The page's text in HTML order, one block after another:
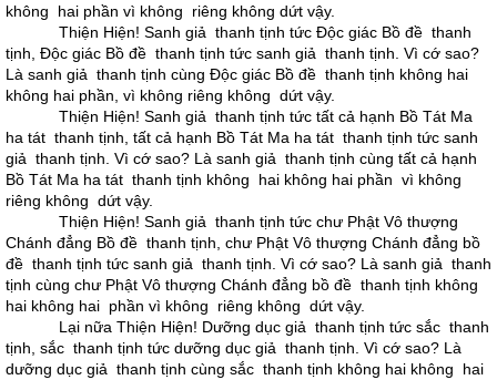
không hai phần vì không riêng không dứt vậy.
Thiện Hiện! Sanh giả thanh tịnh tức Ðộc giác Bồ đề thanh
tịnh, Ðộc giác Bồ đề thanh tịnh tức sanh giả thanh tịnh. Vì cớ sao?
Là sanh giả thanh tịnh cùng Ðộc giác Bồ đề thanh tịnh không hai
không hai phần, vì không riêng không dứt vậy.
Thiện Hiện! Sanh giả thanh tịnh tức tất cả hạnh Bồ Tát Ma
ha tát thanh tịnh, tất cả hạnh Bồ Tát Ma ha tát thanh tịnh tức sanh
giả thanh tịnh. Vì cớ sao? Là sanh giả thanh tịnh cùng tất cả hạnh
Bồ Tát Ma ha tát thanh tịnh không hai không hai phần vì không
riêng không dứt vậy.
Thiện Hiện! Sanh giả thanh tịnh tức chư Phật Vô thượng
Chánh đẳng Bồ đề thanh tịnh, chư Phật Vô thượng Chánh đẳng bồ
đề thanh tịnh tức sanh giả thanh tịnh. Vì cớ sao? Là sanh giả thanh
tịnh cùng chư Phật Vô thượng Chánh đẳng bồ đề thanh tịnh không
hai không hai phần vì không riêng không dứt vậy.
Lại nữa Thiện Hiện! Dưỡng dục giả thanh tịnh tức sắc thanh
tịnh, sắc thanh tịnh tức dưỡng dục giả thanh tịnh. Vì cớ sao? Là
dưỡng dục giả thanh tịnh cùng sắc thanh tịnh không hai không hai